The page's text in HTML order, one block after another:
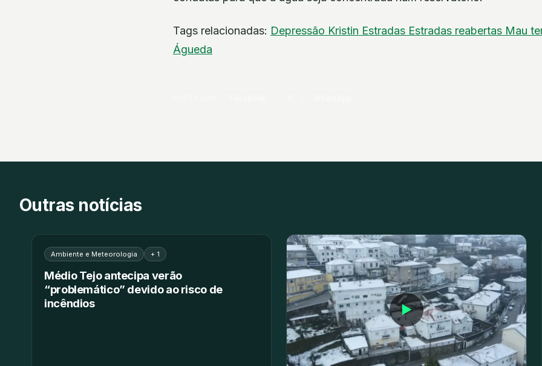
Tags relacionadas: Depressão Kristin Estradas Estradas reabertas Mau
Águeda
Outras notícias
Ambiente e Meteorologia + 1
Médio Tejo antecipa verão
“problemático” devido ao risco de
incêndios
▶